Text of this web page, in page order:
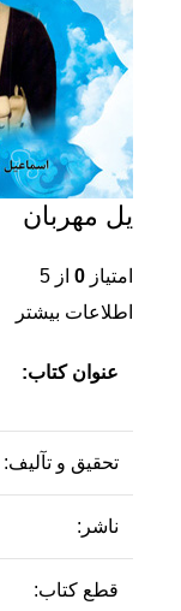
یل مهربان
امتیاز 0 از 5
اطلاعات بیشتر
عنوان کتاب:
تحقیق و تآلیف:
ناشر:
قطع کتاب: